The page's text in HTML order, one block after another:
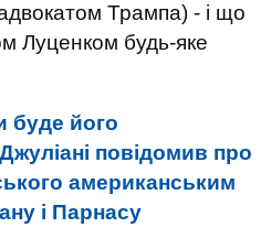
Трампа) - і що
Луценком будь-яке
буде його
повідомив про
американським
і Парнасу